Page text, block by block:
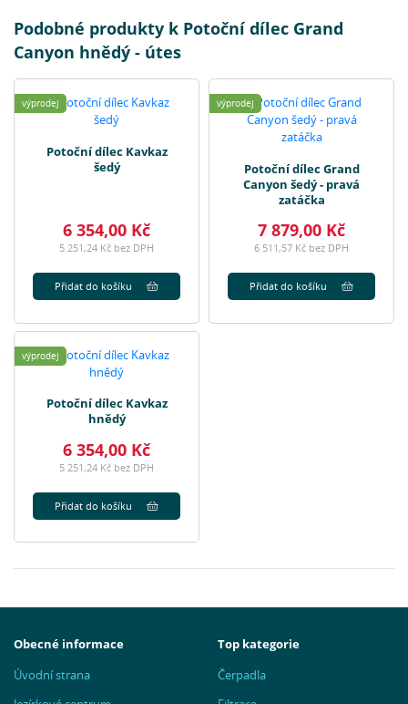
Podobné produkty k Potoční dílec Grand
Canyon hnědý - útes
výprodej
Potoční dílec Kavkaz
šedý
6 354,00 Kč
5 251,24 Kč bez DPH
Přidat do košíku
výprodej
Potoční dílec Grand
Canyon šedý - pravá
zatáčka
7 879,00 Kč
6 511,57 Kč bez DPH
Přidat do košíku
výprodej
Potoční dílec Kavkaz
hnědý
6 354,00 Kč
5 251,24 Kč bez DPH
Přidat do košíku
Obecné informace
Úvodní strana
Top kategorie
Čerpadla